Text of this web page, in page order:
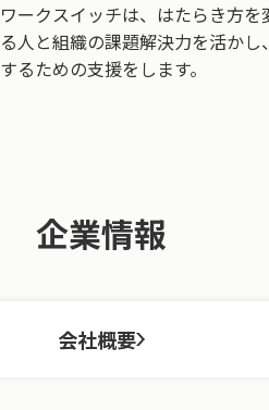
ワークスイッチは、はたらき方
る人と組織の課題解決力を活か
するための支援をします。
企業情報
会社概要